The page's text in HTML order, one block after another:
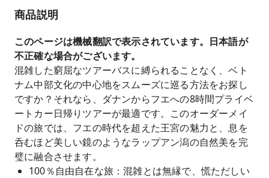
情ティエンムー寺などが含まれます。
鏡のような水面反射で知られる隠れた名所、ラッ
プアンラグーン（ランコー湾）で、立ち止まって
素晴らしい写真を撮影しましょう。
モダンで快適な車両：広々とした座席、強力なエ
アコン、プロの地元ドライバーを備えた、4人乗
り、7人乗り（スタンダード／ラグジュアリ
ー）、10人乗りなど、幅広い種類のプライベート
車両をご用意しています。
商品説明
このページは機械翻訳で表示されています。日本語が
不正確な場合がございます。
混雑した窮屈なツアーバスに縛られることなく、ベト
ナム中部文化の中心地をスムーズに巡る方法をお探し
ですか？それなら、ダナンからフエへの8時間プライベ
ートカー日帰りツアーが最適です。このオーダーメイ
ドの旅では、フエの時代を超えた王宮の魅力と、息を
呑むほど美しい鏡のようなラップアン潟の自然美を完
璧に融合させます。
100％自由自在な旅：混雑とは無縁で、慌ただしい